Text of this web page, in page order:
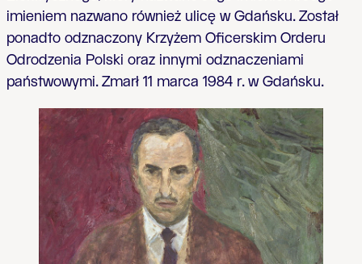
imieniem nazwano również ulicę w Gdańsku. Został
ponadto odznaczony Krzyżem Oficerskim Orderu
Odrodzenia Polski oraz innymi odznaczeniami
państwowymi. Zmarł 11 marca 1984 r. w Gdańsku.